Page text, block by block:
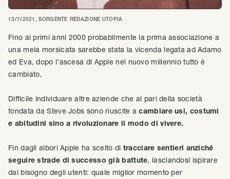
13/7/2021 , SORGENTE REDAZIONE UTOPIA
Fino ai primi anni 2000 probabilmente la prima associazione a
una mela morsicata sarebbe stata la vicenda legata ad Adamo
ed Eva, dopo l’ascesa di Apple nel nuovo millennio tutto è
cambiato.
Difficile individuare altre aziende che al pari della società
fondata da Steve Jobs sono riuscite acambiare usi, costumi
e abitudini sino a rivoluzionare il modo di vivere.
Fin dagli albori Apple ha scelto di tracciare sentieri anziché
seguire strade di successo già battute, lasciandosi ispirare
dal bisogno degli utenti: quale miglior momento per